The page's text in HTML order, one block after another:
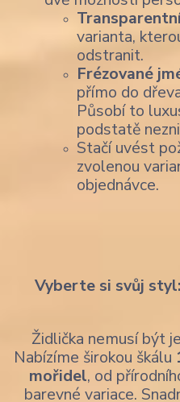
varianta,
odstranit.
Frézované
přímo do
Působí to
podstatě
Stačí uvést
zvolenou
objednávce.
Vyberte si svůj
Židlička nemusí být
Nabízíme širokou škálu
mořidel, od
barevné variace.